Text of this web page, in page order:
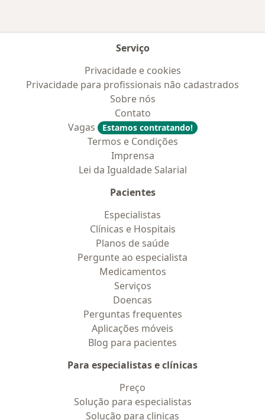
Serviço
Privacidade e cookies
Privacidade para profissionais não cadastrados
Sobre nós
Contato
Vagas
Estamos contratando!
Termos e Condições
Imprensa
Lei da Igualdade Salarial
Pacientes
Especialistas
Clínicas e Hospitais
Planos de saúde
Pergunte ao especialista
Medicamentos
Serviços
Doencas
Perguntas frequentes
Aplicações móveis
Blog para pacientes
Para especialistas e clínicas
Preço
Solução para especialistas
Solução para clinicas